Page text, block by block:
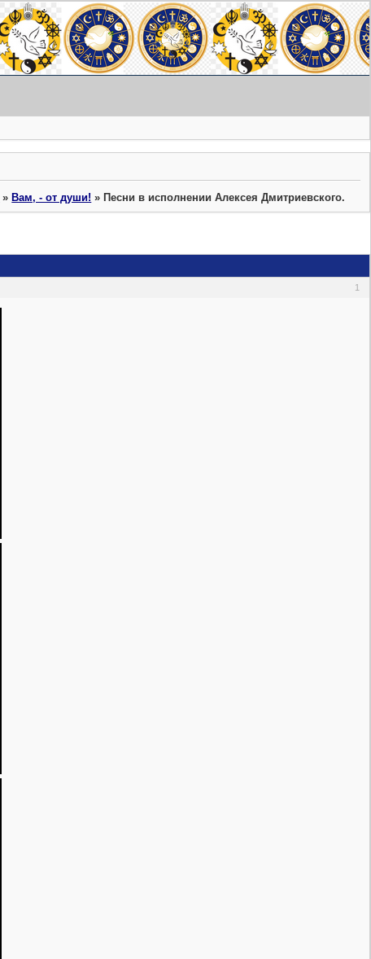
»Вам, - от души! »Песни в исполнении Алексея Дмитриевского.
1